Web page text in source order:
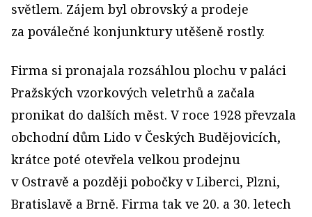
světlem. Zájem byl obrovský a prodeje
za poválečné konjunktury utěšeně rostly.
Firma si pronajala rozsáhlou plochu v paláci
Pražských vzorkových veletrhů a začala
pronikat do dalších měst. V roce 1928 převzala
obchodní dům Lido v Českých Budějovicích,
krátce poté otevřela velkou prodejnu
v Ostravě a později pobočky v Liberci, Plzni,
Bratislavě a Brně. Firma tak ve 20. a 30. letech